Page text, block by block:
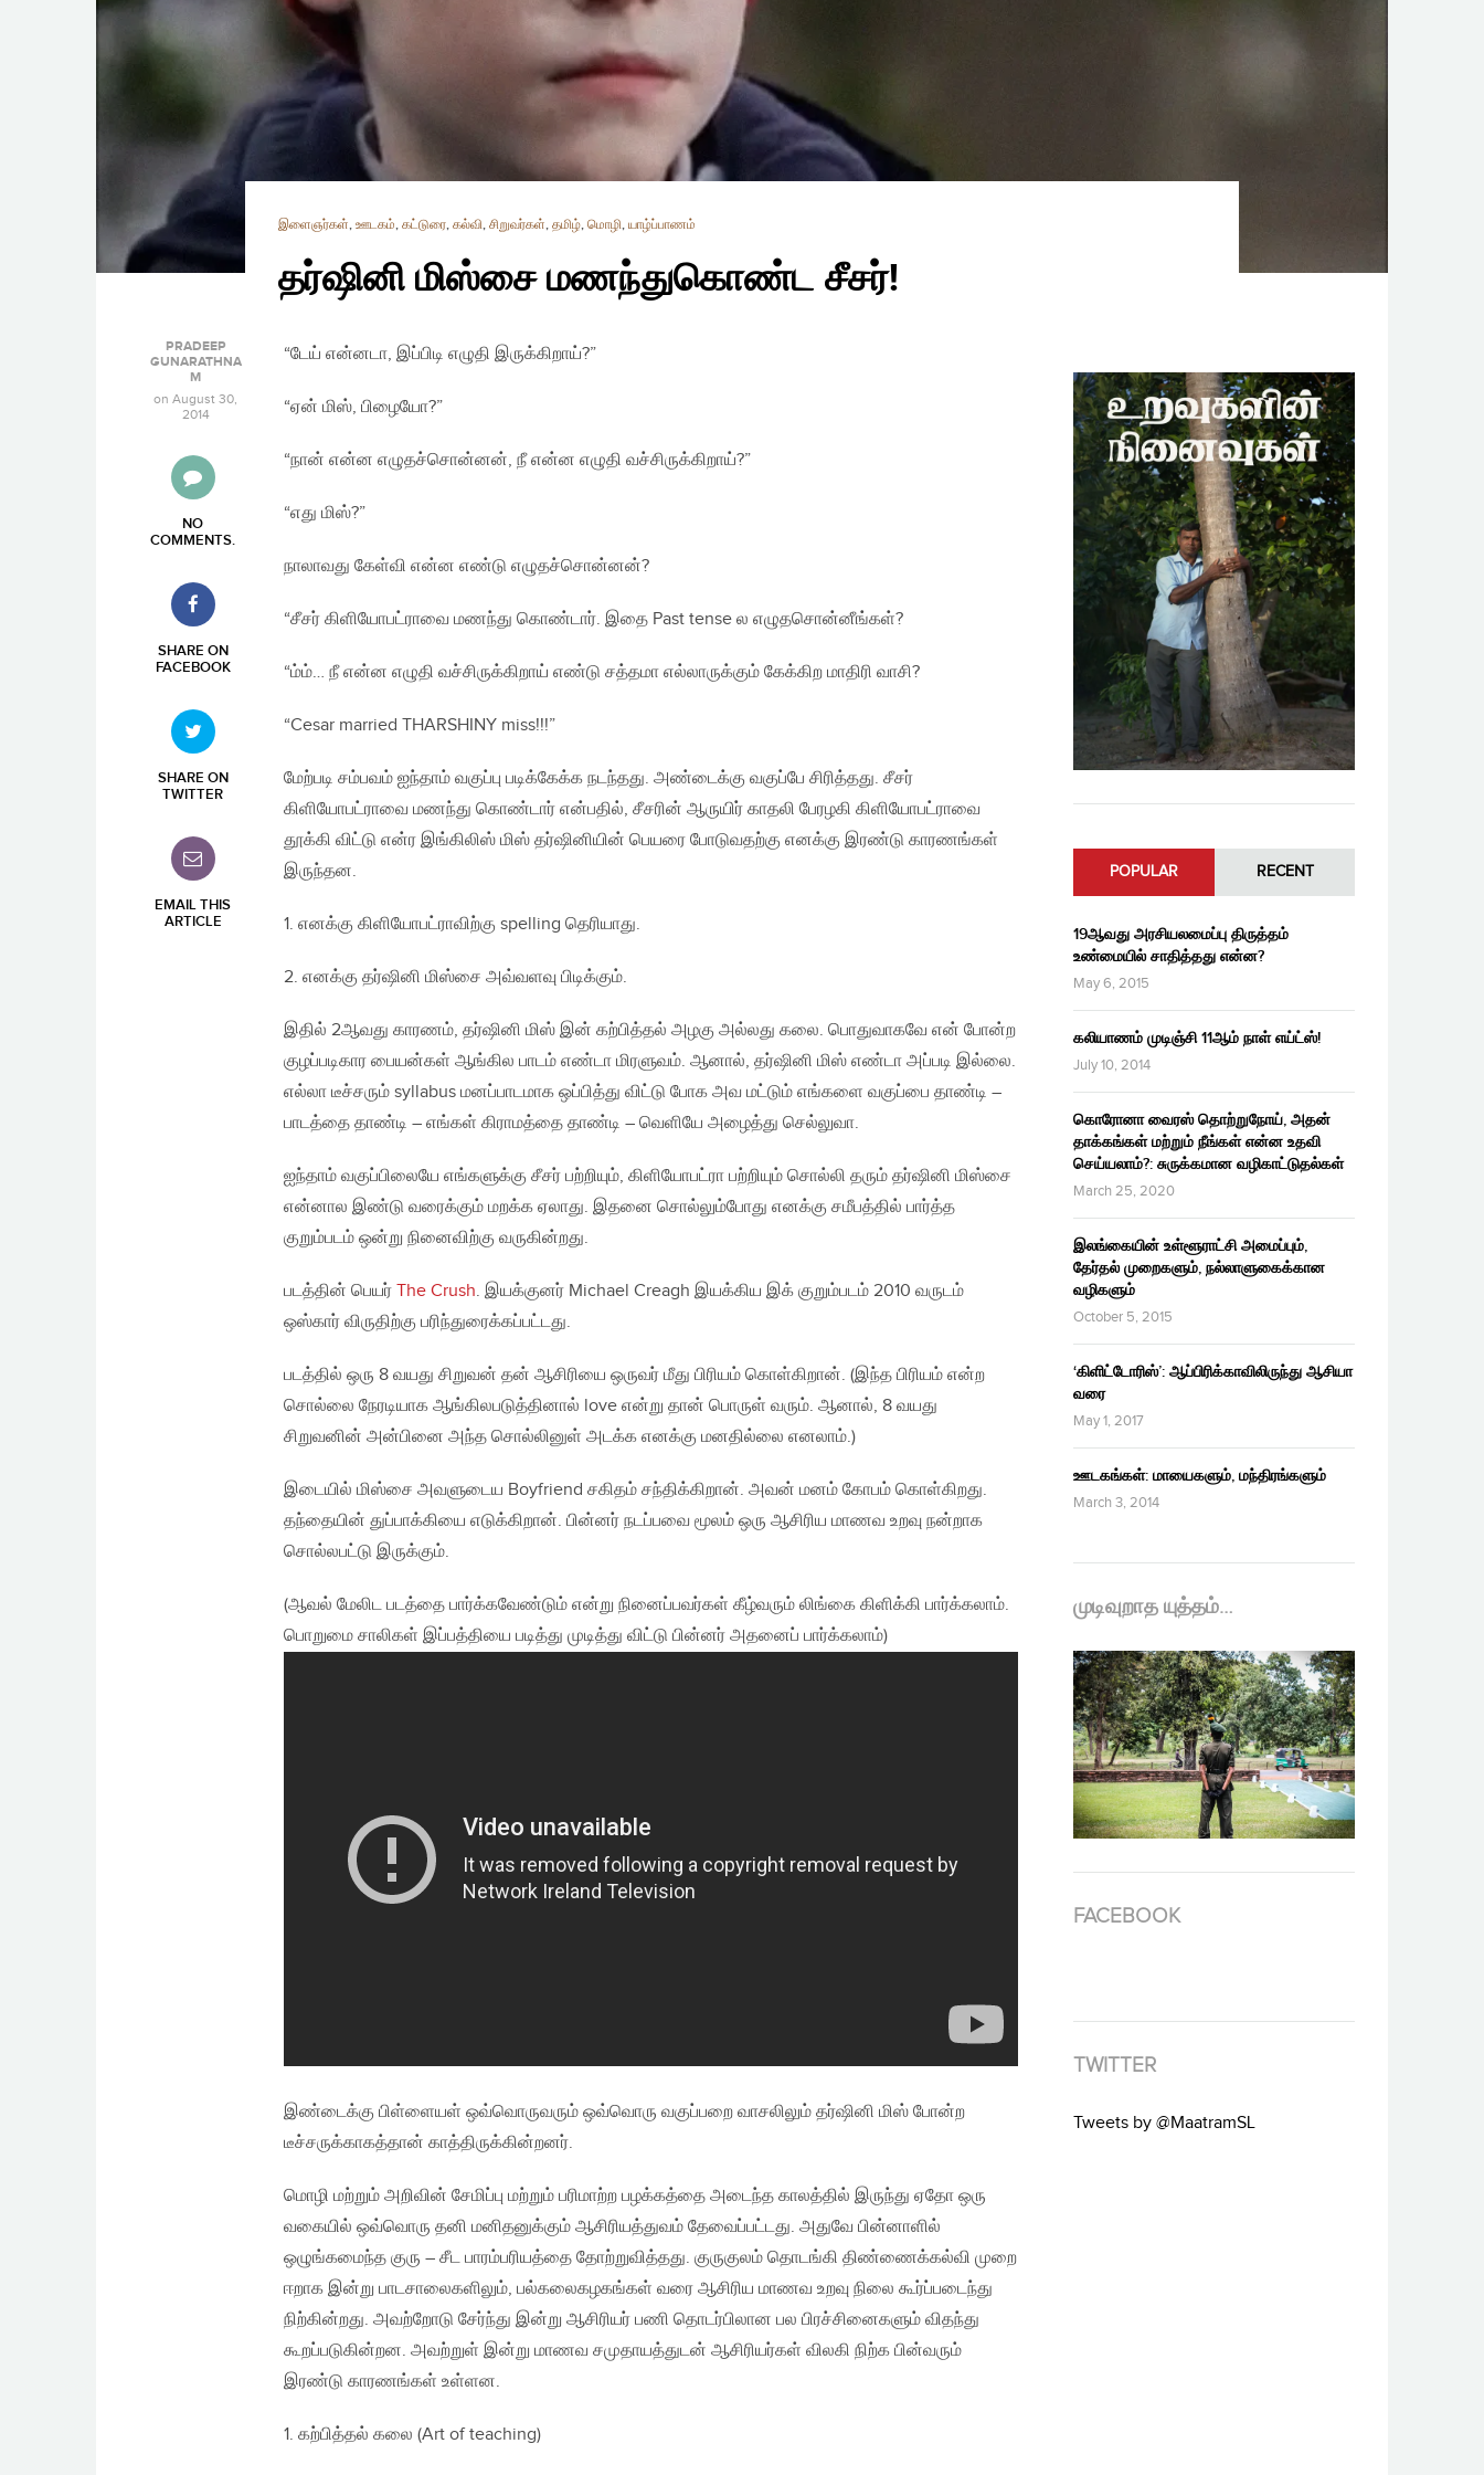
இளைஞர்கள், ஊடகம், கட்டுரை, கல்வி, சிறுவர்கள், தமிழ், மொழி, யாழ்ப்பாணம்
தர்ஷினி மிஸ்சை மணந்துகொண்ட சீசர்!
PRADEEP
GUNARATHNA
M
on August 30,
2014
NO
COMMENTS.
SHARE ON
FACEBOOK
SHARE ON
TWITTER
EMAIL THIS
ARTICLE
“டேய் என்னடா, இப்பிடி எழுதி இருக்கிறாய்?”
“ஏன் மிஸ், பிழையோ?”
“நான் என்ன எழுதச்சொன்னன், நீ என்ன எழுதி வச்சிருக்கிறாய்?”
“எது மிஸ்?”
நாலாவது கேள்வி என்ன எண்டு எழுதச்சொன்னன்?
“சீசர் கிளியோபட்ராவை மணந்து கொண்டார். இதை Past tense ல எழுதசொன்னீங்கள்?
“ம்ம்… நீ என்ன எழுதி வச்சிருக்கிறாய் எண்டு சத்தமா எல்லாருக்கும் கேக்கிற மாதிரி வாசி?
“Cesar married THARSHINY miss!!!”
மேற்படி சம்பவம் ஐந்தாம் வகுப்பு படிக்கேக்க நடந்தது. அண்டைக்கு வகுப்பே சிரித்தது. சீசர்
கிளியோபட்ராவை மணந்து கொண்டார் என்பதில், சீசரின் ஆருயிர் காதலி பேரழகி கிளியோபட்ராவை
தூக்கி விட்டு என்ர இங்கிலிஸ் மிஸ் தர்ஷினியின் பெயரை போடுவதற்கு எனக்கு இரண்டு காரணங்கள்
இருந்தன.
1. எனக்கு கிளியோபட்ராவிற்கு spelling தெரியாது.
2. எனக்கு தர்ஷினி மிஸ்சை அவ்வளவு பிடிக்கும்.
இதில் 2ஆவது காரணம், தர்ஷினி மிஸ் இன் கற்பித்தல் அழகு அல்லது கலை. பொதுவாகவே என் போன்ற
குழப்படிகார பையன்கள் ஆங்கில பாடம் எண்டா மிரளுவம். ஆனால், தர்ஷினி மிஸ் எண்டா அப்படி இல்லை.
எல்லா டீச்சரும் syllabus மனப்பாடமாக ஒப்பித்து விட்டு போக அவ மட்டும் எங்களை வகுப்பை தாண்டி –
பாடத்தை தாண்டி – எங்கள் கிராமத்தை தாண்டி – வெளியே அழைத்து செல்லுவா.
ஐந்தாம் வகுப்பிலையே எங்களுக்கு சீசர் பற்றியும், கிளியோபட்ரா பற்றியும் சொல்லி தரும் தர்ஷினி மிஸ்சை
என்னால இண்டு வரைக்கும் மறக்க ஏலாது. இதனை சொல்லும்போது எனக்கு சமீபத்தில் பார்த்த
குறும்படம் ஒன்று நினைவிற்கு வருகின்றது.
படத்தின் பெயர் The Crush. இயக்குனர் Michael Creagh இயக்கிய இக் குறும்படம் 2010 வருடம்
ஒஸ்கார் விருதிற்கு பரிந்துரைக்கப்பட்டது.
படத்தில் ஒரு 8 வயது சிறுவன் தன் ஆசிரியை ஒருவர் மீது பிரியம் கொள்கிறான். (இந்த பிரியம் என்ற
சொல்லை நேரடியாக ஆங்கிலபடுத்தினால் love என்று தான் பொருள் வரும். ஆனால், 8 வயது
சிறுவனின் அன்பினை அந்த சொல்லினுள் அடக்க எனக்கு மனதில்லை எனலாம்.)
இடையில் மிஸ்சை அவளுடைய Boyfriend சகிதம் சந்திக்கிறான். அவன் மனம் கோபம் கொள்கிறது.
தந்தையின் துப்பாக்கியை எடுக்கிறான். பின்னர் நடப்பவை மூலம் ஒரு ஆசிரிய மாணவ உறவு நன்றாக
சொல்லபட்டு இருக்கும்.
(ஆவல் மேலிட படத்தை பார்க்கவேண்டும் என்று நினைப்பவர்கள் கீழ்வரும் லிங்கை கிளிக்கி பார்க்கலாம்.
பொறுமை சாலிகள் இப்பத்தியை படித்து முடித்து விட்டு பின்னர் அதனைப் பார்க்கலாம்)
இண்டைக்கு பிள்ளையள் ஒவ்வொருவரும் ஒவ்வொரு வகுப்பறை வாசலிலும் தர்ஷினி மிஸ் போன்ற
டீச்சருக்காகத்தான் காத்திருக்கின்றனர்.
மொழி மற்றும் அறிவின் சேமிப்பு மற்றும் பரிமாற்ற பழக்கத்தை அடைந்த காலத்தில் இருந்து ஏதோ ஒரு
வகையில் ஒவ்வொரு தனி மனிதனுக்கும் ஆசிரியத்துவம் தேவைப்பட்டது. அதுவே பின்னாளில்
ஒழுங்கமைந்த குரு – சீட பாரம்பரியத்தை தோற்றுவித்தது. குருகுலம் தொடங்கி திண்ணைக்கல்வி முறை
ஈறாக இன்று பாடசாலைகளிலும், பல்கலைகழகங்கள் வரை ஆசிரிய மாணவ உறவு நிலை கூர்ப்படைந்து
நிற்கின்றது. அவற்றோடு சேர்ந்து இன்று ஆசிரியர் பணி தொடர்பிலான பல பிரச்சினைகளும் விதந்து
கூறப்படுகின்றன. அவற்றுள் இன்று மாணவ சமுதாயத்துடன் ஆசிரியர்கள் விலகி நிற்க பின்வரும்
இரண்டு காரணங்கள் உள்ளன.
1. கற்பித்தல் கலை (Art of teaching)
POPULAR RECENT
19ஆவது அரசியலமைப்பு திருத்தம்
உண்மையில் சாதித்தது என்ன?
May 6, 2015
கலியாணம் முடிஞ்சி 11ஆம் நாள் எய்ட்ஸ்!
July 10, 2014
கொரோனா வைரஸ் தொற்றுநோய், அதன்
தாக்கங்கள் மற்றும் நீங்கள் என்ன உதவி
செய்யலாம்?: சுருக்கமான வழிகாட்டுதல்கள்
March 25, 2020
இலங்கையின் உள்ளூராட்சி அமைப்பும்,
தேர்தல் முறைகளும், நல்லாளுகைக்கான
வழிகளும்
October 5, 2015
‘கிளிட்டோரிஸ்’: ஆப்பிரிக்காவிலிருந்து ஆசியா
வரை
May 1, 2017
ஊடகங்கள்: மாயைகளும், மந்திரங்களும்
March 3, 2014
முடிவுறாத யுத்தம்…
FACEBOOK
TWITTER
Tweets by @MaatramSL